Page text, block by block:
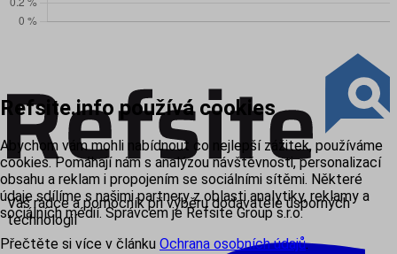
Váš rádce a pomocník při výběru dodavatele úsporných
technologií
Refsite.info používá cookies
Abychom vám mohli nabídnout co nejlepší zážitek, používáme
cookies. Pomáhají nám s analýzou návštěvnosti, personalizací
obsahu a reklam i propojením se sociálními sítěmi. Některé
údaje sdílíme s našimi partnery z oblasti analytiky, reklamy a
sociálních médií. Správcem je Refsite Group s.r.o.
Přečtěte si více v článku Ochrana osobních údajů.